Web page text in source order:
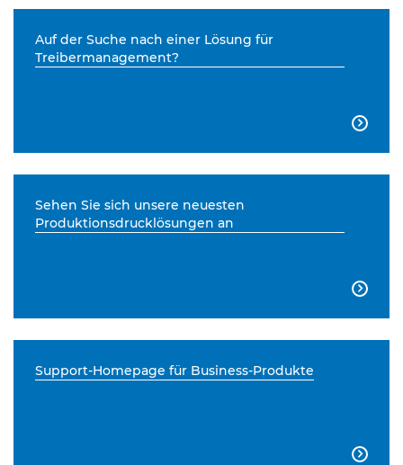
Auf der Suche nach einer Lösung für
Treibermanagement?

Sehen Sie sich unsere neuesten
Produktionsdrucklösungen an

Support-Homepage für Business-Produkte
